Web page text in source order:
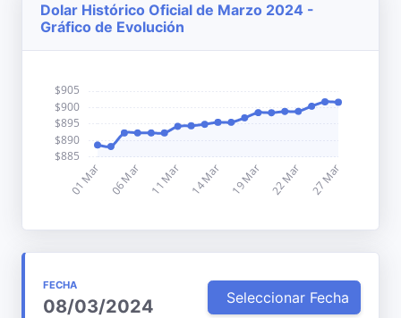
Dolar Histórico Oficial de Marzo 2024 -
Gráfico de Evolución
FECHA
08/03/2024 Seleccionar Fecha